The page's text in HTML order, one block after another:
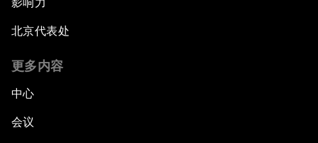
影响力
北京代表处
更多内容
中心
会议